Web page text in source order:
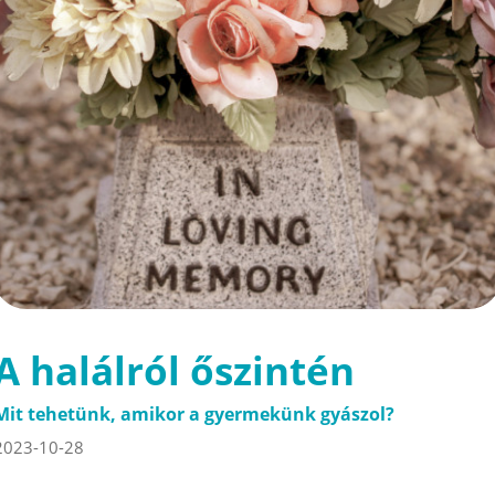
halálról őszintén
tehetünk, amikor a gyermekünk gyászol?
10-28